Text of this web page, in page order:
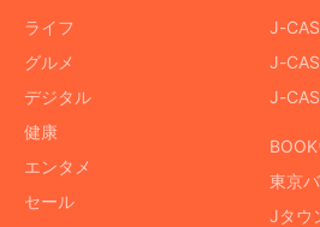
ライフ
グルメ
デジタル
健康
エンタメ
セール
J-
J-
J-
東京
Jタウ